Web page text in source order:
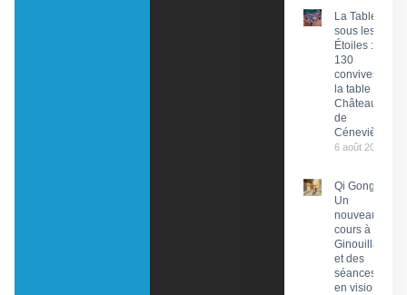
La Tablée
sous les
Étoiles :
130
convives à
la table du
Château
de
Cénevières
6 août 2026
Qi Gong :
Un
nouveau
cours à
Ginouillac
et des
séances
en visio